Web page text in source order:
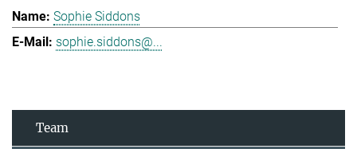
Sophie Siddons
sophie.siddons@...
Team